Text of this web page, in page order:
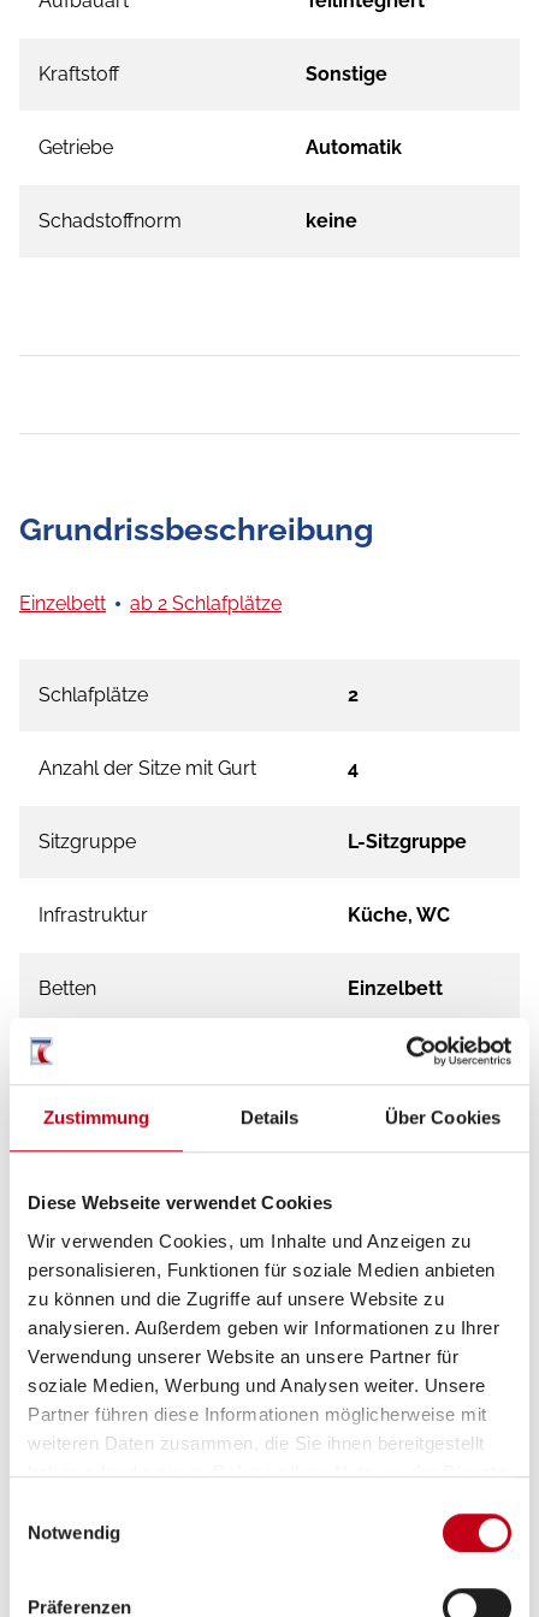
Zustimmung Details Über Cookies
Diese Webseite verwendet Cookies
Wir verwenden Cookies, um Inhalte und Anzeigen zu
personalisieren, Funktionen für soziale Medien anbieten
zu können und die Zugriffe auf unsere Website zu
analysieren. Außerdem geben wir Informationen zu Ihrer
Verwendung unserer Website an unsere Partner für
soziale Medien, Werbung und Analysen weiter. Unsere
Partner führen diese Informationen möglicherweise mit
weiteren Daten zusammen, die Sie ihnen bereitgestellt
haben oder die sie im Rahmen Ihrer Nutzung der Dienste
Notwendig
Präferenzen
Kraftstoff Sonstige
Getriebe Automatik
Schadstoffnorm keine
Grundrissbeschreibung
Einzelbett ab 2 Schlafplätze
Schlafplätze 2
Anzahl der Sitze mit Gurt 4
Sitzgruppe L-Sitzgruppe
Infrastruktur Küche, WC
Betten Einzelbett
Tag
Beschreibung
Verfügbar ab 04/26
Ausstellfenster Hutze, mit Insektenschutz und